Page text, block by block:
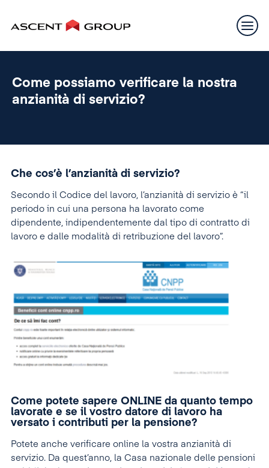
Come possiamo verificare la nostra
anzianità di servizio?
Che cos’è l’anzianità di servizio?
Secondo il Codice del lavoro, l’anzianità di servizio è “il
periodo in cui una persona ha lavorato come
dipendente, indipendentemente dal tipo di contratto di
lavoro e dalle modalità di retribuzione del lavoro”.
Come potete sapere ONLINE da quanto tempo
lavorate e se il vostro datore di lavoro ha
versato i contributi per la pensione?
Potete anche verificare online la vostra anzianità di
servizio. Da quest’anno, la Casa nazionale delle pensioni